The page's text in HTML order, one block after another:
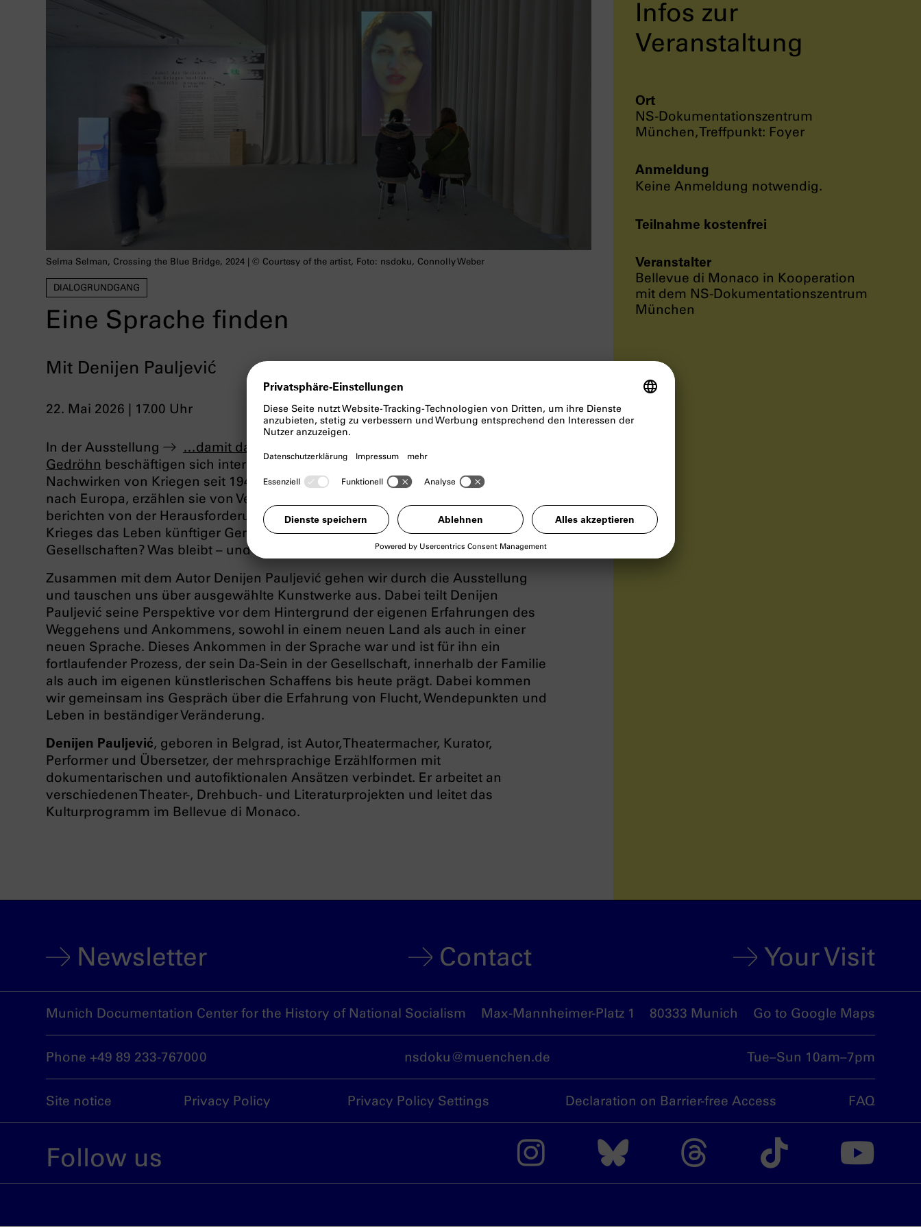
DIALOGRUNDGANG
Eine Sprache finden
Mit Denijen Pauljević
22. Mai 2026 | 17.00 Uhr
Selma Selman, Crossing the Blue Bridge, 2024 | © Courtesy of the artist, Foto: nsdoku, Connolly Weber
In der Ausstellung
…damit das Geräusch des Krieges nachlässt, sein
Gedröhn beschäftigen sich internationale Künstler*innen mit dem langen
Nachwirken von Kriegen seit 1945. Aus Perspektiven der Migration, von oder
nach Europa, erzählen sie von Verlust, Flucht und Neuanfängen. Und sie
berichten von der Herausforderung, weiterzuleben. Wie prägen Erfahrungen des
Krieges das Leben künftiger Generationen in pluralen, (post-)migrantischen
Gesellschaften? Was bleibt – und was wird weitergegeben?
Zusammen mit dem Autor Denijen Pauljević gehen wir durch die Ausstellung
und tauschen uns über ausgewählte Kunstwerke aus. Dabei teilt Denijen
Pauljević seine Perspektive vor dem Hintergrund der eigenen Erfahrungen des
Weggehens und Ankommens, sowohl in einem neuen Land als auch in einer
neuen Sprache. Dieses Ankommen in der Sprache war und ist für ihn ein
fortlaufender Prozess, der sein Da-Sein in der Gesellschaft, innerhalb der Familie
als auch im eigenen künstlerischen Schaffens bis heute prägt. Dabei kommen
wir gemeinsam ins Gespräch über die Erfahrung von Flucht, Wendepunkten und
Leben in beständiger Veränderung.
Denijen Pauljević, geboren in Belgrad, ist Autor, Theatermacher, Kurator,
Performer und Übersetzer, der mehrsprachige Erzählformen mit
dokumentarischen und autofiktionalen Ansätzen verbindet. Er arbeitet an
verschiedenen Theater-, Drehbuch- und Literaturprojekten und leitet das
Kulturprogramm im Bellevue di Monaco.
Infos zur
Veranstaltung
Ort
NS-Dokumentationszentrum
München, Treffpunkt: Foyer
Anmeldung
Keine Anmeldung notwendig.
Teilnahme kostenfrei
Veranstalter
Bellevue di Monaco in Kooperation
mit dem NS-Dokumentationszentrum
München
Newsletter Contact Your Visit
Munich Documentation Center for the History of National Socialism Max-Mannheimer-Platz 1 80333 Munich Go to Google Maps
Phone +49 89 233-767000 nsdoku@muenchen.de Tue–Sun 10am–7pm
Site notice Privacy Policy Privacy Policy Settings Declaration on Barrier-free Access FAQ
Follow us The nsdoku munich on
The nsdokuThe nsdoku
The